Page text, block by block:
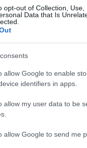
opt-out of Collection,
Data that Is
allow Google to enable
identifiers in apps.
allow my user data to be
allow Google to send me